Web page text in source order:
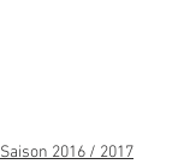
Saison 2016 / 2017